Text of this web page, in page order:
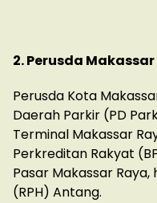
2. Perusda
Perusda Kota
Daerah Parkir (PD
Terminal Makassar
Perkreditan Rakyat
Pasar Makassar
(RPH) Antang.